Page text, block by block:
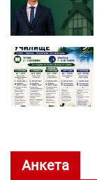
Анкета